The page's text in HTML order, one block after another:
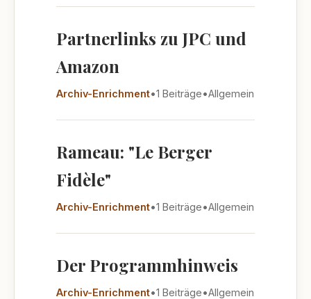
Partnerlinks zu JPC und
Amazon
Archiv-Enrichment•1 Beiträge•Allgemein
Rameau: "Le Berger
Fidèle"
Archiv-Enrichment•1 Beiträge•Allgemein
Der Programmhinweis
Archiv-Enrichment•1 Beiträge•Allgemein